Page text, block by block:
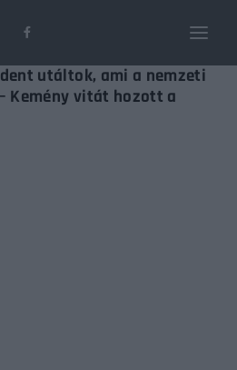
utáltok, ami a nemzeti
Kemény vitát hozott a
Login Register